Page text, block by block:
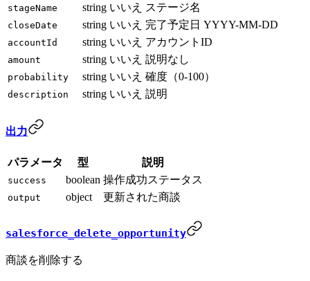
stageName string いいえ ステージ名
closeDate string いいえ 完了予定日 YYYY-MM-DD
accountId string いいえ アカウントID
amount string いいえ 説明なし
probability string いいえ 確度（0-100）
description string いいえ 説明
出力
パラメータ 型 説明
success boolean 操作成功ステータス
output object 更新された商談
salesforce_delete_opportunity
商談を削除する